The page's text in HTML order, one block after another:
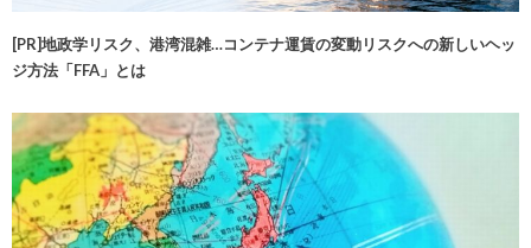
[PR]地政学リスク、港湾混雑…コンテナ運賃の変動リスクへの新しいヘッ
ジ方法「FFA」とは